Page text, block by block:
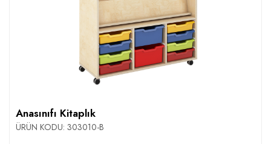
Anasınıfı Kitaplık
ÜRÜN KODU: 303010-B